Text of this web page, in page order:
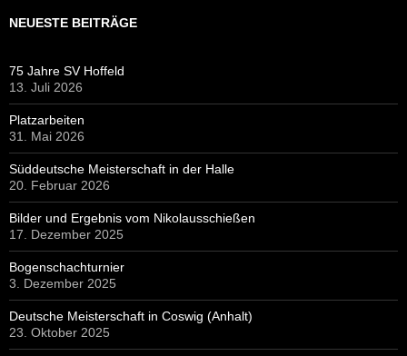
NEUESTE BEITRÄGE
75 Jahre SV Hoffeld
13. Juli 2026
Platzarbeiten
31. Mai 2026
Süddeutsche Meisterschaft in der Halle
20. Februar 2026
Bilder und Ergebnis vom Nikolausschießen
17. Dezember 2025
Bogenschachturnier
3. Dezember 2025
Deutsche Meisterschaft in Coswig (Anhalt)
23. Oktober 2025